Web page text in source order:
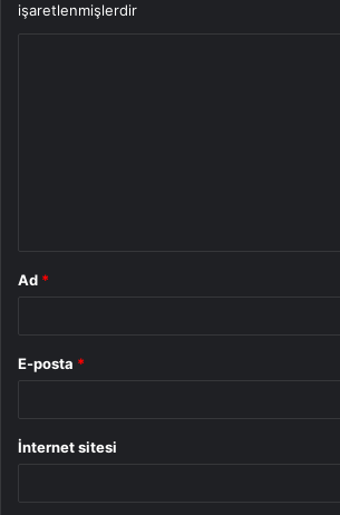
işaretlenmişlerdir
Ad *
E-posta *
İnternet sitesi